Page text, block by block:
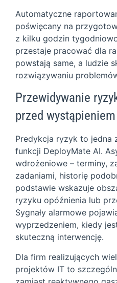
Automatyczne
poświęcany na
z kilku godzin
przestaje pracować dla
powstają same, a ludzie
rozwiązywaniu
Przewidywanie
przed
Predykcja ryzyk to jedna
funkcji DeployMate AI.
wdrożeniowe – terminy,
zadaniami, historię
podstawie wskazuje
ryzyku opóźnienia lub
Sygnały alarmowe
wyprzedzeniem, kiedy
skuteczną interwencję.
Dla firm realizujących
projektów IT to